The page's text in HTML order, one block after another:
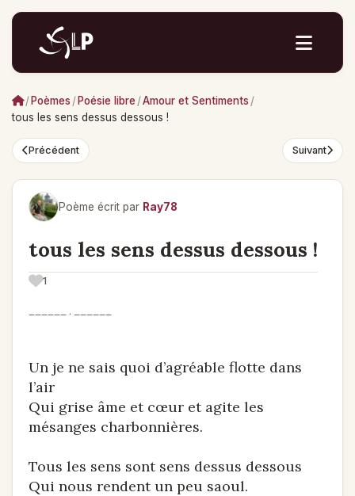
/ Poèmes / Poésie libre/Amour et Sentiments /
tous les sens dessus dessous !
Précédent Suivant
Poème écrit par Ray78
tous les sens dessus dessous !
1
______ . ______
Un je ne sais quoi d’agréable flotte dans
l’air
Qui grise âme et cœur et agite les
mésanges charbonnières.
Tous les sens sont sens dessus dessous
Qui nous rendent un peu saoul.